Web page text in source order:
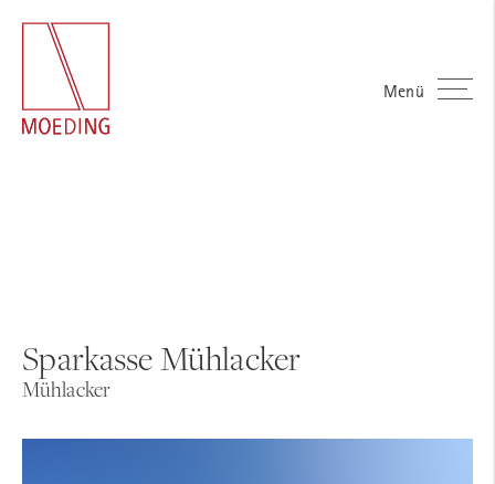
Menü
Sparkasse Mühlacker
Mühlacker